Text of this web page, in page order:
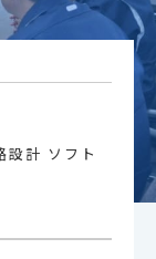
計 ソフト